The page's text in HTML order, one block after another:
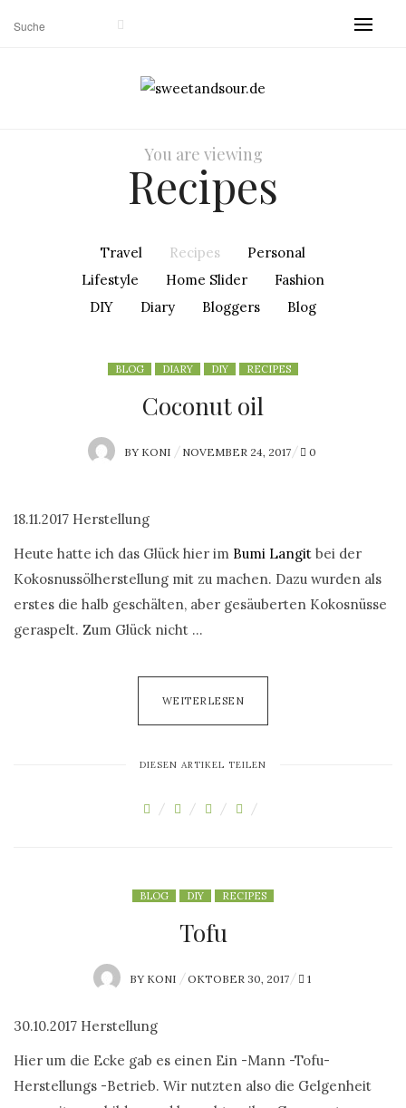
You are viewing
Recipes
Travel Recipes
Personal
Lifestyle
Home Slider
Fashion
DIY
Diary Bloggers Blog
BLOG DIARY DIY RECIPES
Coconut oil
BY KONI
P
E
NOVEMBER 24, 2017 0
18.11.2017 Herstellung
Heute hatte ich das Glück hier im Bumi Langit bei der
Kokosnussölherstellung mit zu machen. Dazu wurden als
erstes die halb geschälten, aber gesäuberten Kokosnüsse
geraspelt. Zum Glück nicht …
WEITERLESEN
DIESEN ARTIKEL TEILEN
BLOG DIY RECIPES
Tofu
BY KONI
P
OKTOBER 30, 2017 1
30.10.2017 Herstellung
Hier um die Ecke gab es einen Ein -Mann -Tofu-
Herstellungs -Betrieb. Wir nutzten also die Gelgenheit